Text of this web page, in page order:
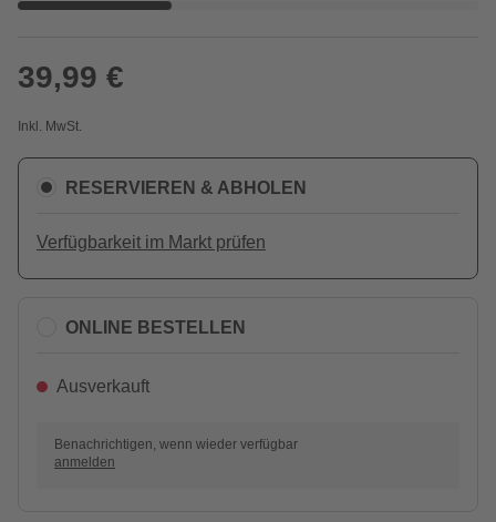
39,99 €
Inkl. MwSt.
RESERVIEREN & ABHOLEN
Verfügbarkeit im Markt prüfen
ONLINE BESTELLEN
Ausverkauft
Benachrichtigen, wenn wieder verfügbar
anmelden